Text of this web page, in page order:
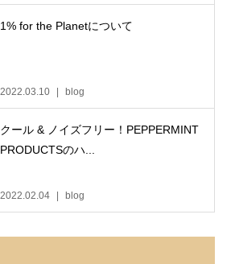
1% for the Planetについて
2022.03.10 blog
クール & ノイズフリー！PEPPERMINT
PRODUCTSのハ...
2022.02.04 blog